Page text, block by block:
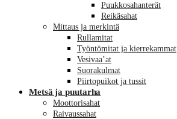
Puukkosahanterät
Reikäsahat
Mittaus ja merkintä
Rullamitat
Työntömitat ja kierrekammat
Vesivaa’at
Suorakulmat
Piirtopuikot ja tussit
Metsä ja puutarha
Moottorisahat
Raivaussahat